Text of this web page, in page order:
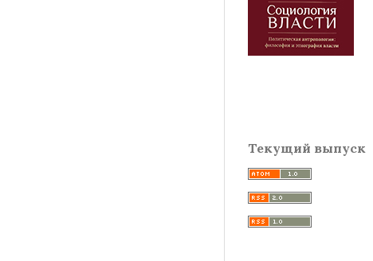
Текущий выпуск